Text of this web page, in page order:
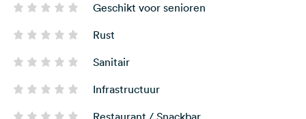
Geschikt voor senioren
Rust
Sanitair
Infrastructuur